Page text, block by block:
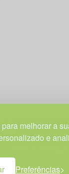
melhorar a
e
Preferências